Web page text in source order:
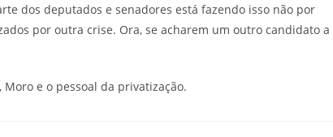
dos deputados e senadores está fazendo isso não por
por outra crise. Ora, se acharem um outro candidato a
e o pessoal da privatização.